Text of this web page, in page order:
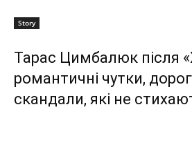
Story
Тарас Цимбалюк після
романтичні чутки,
скандали, які не